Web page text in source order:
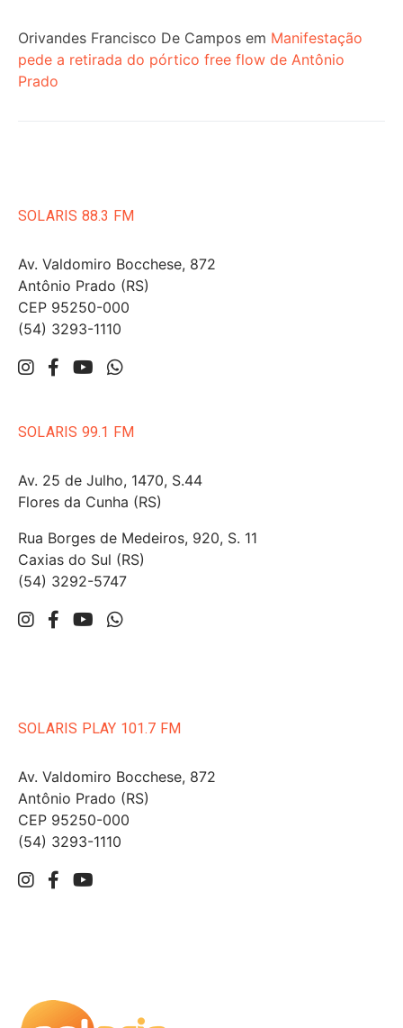
Orivandes Francisco De Campos em Manifestação
pede a retirada do pórtico free flow de Antônio
Prado
SOLARIS 88.3 FM
Av. Valdomiro Bocchese, 872
Antônio Prado (RS)
CEP 95250-000
(54) 3293-1110
SOLARIS 99.1 FM
Av. 25 de Julho, 1470, S.44
Flores da Cunha (RS)
Rua Borges de Medeiros, 920, S. 11
Caxias do Sul (RS)
(54) 3292-5747
SOLARIS PLAY 101.7 FM
Av. Valdomiro Bocchese, 872
Antônio Prado (RS)
CEP 95250-000
(54) 3293-1110